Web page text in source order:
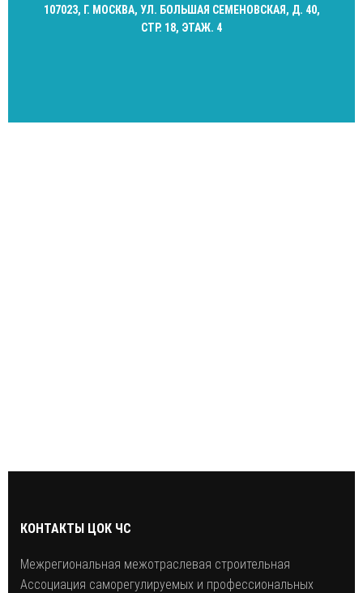
107023, Г. МОСКВА, УЛ. БОЛЬШАЯ СЕМЕНОВСКАЯ, Д. 40,
СТР. 18, ЭТАЖ. 4
КОНТАКТЫ ЦОК ЧС
Межрегиональная межотраслевая строительная
Ассоциация саморегулируемых и профессиональных